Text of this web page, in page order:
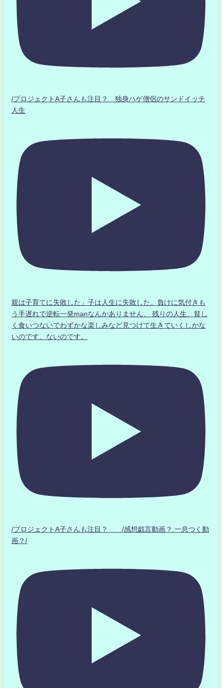
/プロジェクトA子さんも注目？ 独身ハゲ僧侶のサンドイッチ
人生
親は子育てに失敗した」子は人生に失敗した。負けに気付きも
う手遅れで逆転一発manなんかありません、 残りの人生、貧し
く食いつないでわずかな楽しみなど見つけて生きていくしかな
いのです。ないのです。
/プロジェクトA子さんも注目？ /感想戯言動画？.一息つく動
画？/